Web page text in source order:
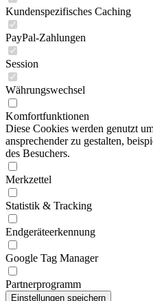
Kundenspezifisches Caching
PayPal-Zahlungen
Session
Währungswechsel
Komfortfunktionen
Diese Cookies werden genutzt
ansprechender zu gestalten,
des Besuchers.
Merkzettel
Statistik & Tracking
Endgeräteerkennung
Google Tag Manager
Partnerprogramm